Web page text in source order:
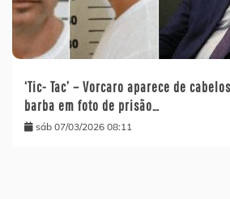
‘Tic- Tac’ – Vorcaro aparece de
barba em foto de prisão…
sáb 07/03/2026 08:11